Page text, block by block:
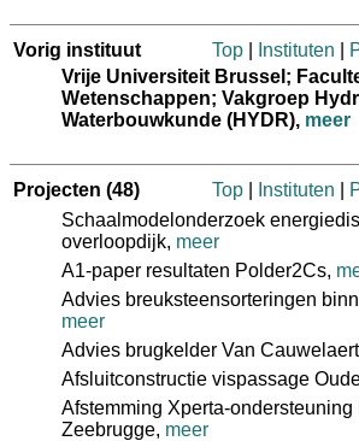
Vorig instituut Top Instituten
Vrije Universiteit Brussel;
Wetenschappen; Vakgroep
Waterbouwkunde (HYDR), meer
Projecten (48) Top Instituten
Schaalmodelonderzoek
overloopdijk, meer
A1-paper resultaten Polder2Cs,
Advies breuksteensorteringen
meer
Advies brugkelder Van
Afsluitconstructie vispassage
Afstemming Xperta-
Zeebrugge, meer